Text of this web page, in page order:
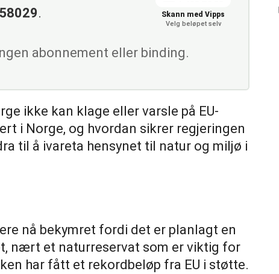
. Skann med Vipps
Velg beløpet selv
abonnement eller binding.
ikke kan klage eller varsle på EU-
i Norge, og hvordan sikrer regjeringen
til å ivareta hensynet til natur og miljø i
nå bekymret fordi det er planlagt en
nært et naturreservat som er viktig for
har fått et rekordbeløp fra EU i støtte.